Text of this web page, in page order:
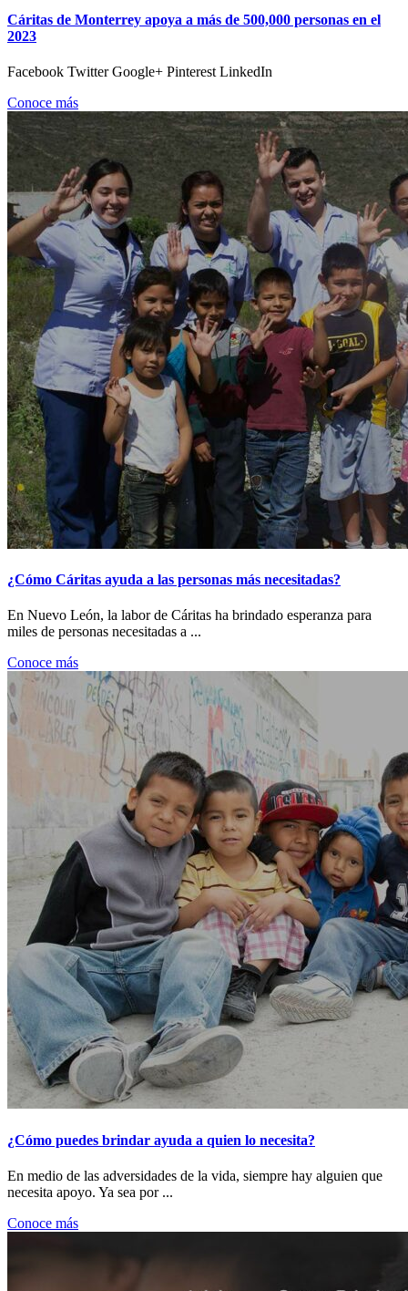
Cáritas de Monterrey apoya a más de 500,000 personas en el
2023
Facebook Twitter Google+ Pinterest LinkedIn
Conoce más
¿Cómo Cáritas ayuda a las personas más necesitadas?
En Nuevo León, la labor de Cáritas ha brindado esperanza para
miles de personas necesitadas a ...
Conoce más
¿Cómo puedes brindar ayuda a quien lo necesita?
En medio de las adversidades de la vida, siempre hay alguien que
necesita apoyo. Ya sea por ...
Conoce más